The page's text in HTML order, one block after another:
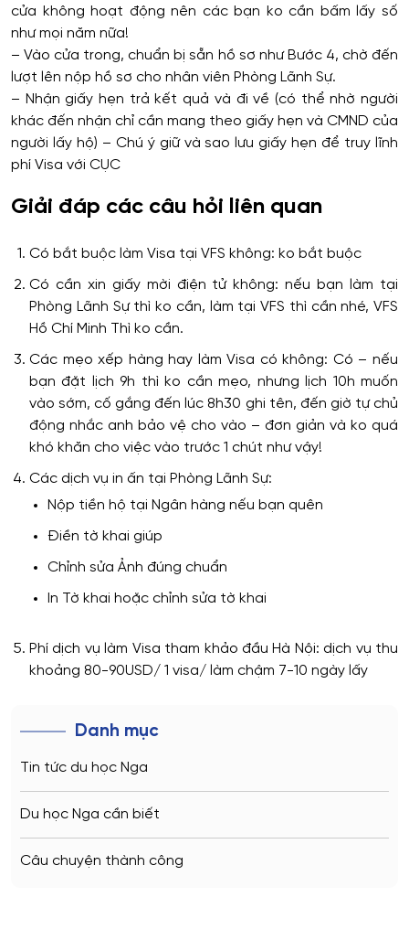
cửa không hoạt động nên các bạn ko cần bấm lấy số
như mọi năm nữa!
– Vào cửa trong, chuẩn bị sẵn hồ sơ như Bước 4, chờ đến
lượt lên nộp hồ sơ cho nhân viên Phòng Lãnh Sự.
– Nhận giấy hẹn trả kết quả và đi về (có thể nhờ người
khác đến nhận chỉ cần mang theo giấy hẹn và CMND của
người lấy hộ) – Chú ý giữ và sao lưu giấy hẹn để truy lĩnh
phí Visa với CỤC
Giải đáp các câu hỏi liên quan
Có bắt buộc làm Visa tại VFS không: ko bắt buộc
Có cần xin giấy mời điện tử không: nếu bạn làm tại
Phòng Lãnh Sự thì ko cần, làm tại VFS thì cần nhé, VFS
Hồ Chí Minh Thì ko cần.
Các mẹo xếp hàng hay làm Visa có không: Có – nếu
bạn đặt lịch 9h thì ko cần mẹo, nhưng lịch 10h muốn
vào sớm, cố gắng đến lúc 8h30 ghi tên, đến giờ tự chủ
động nhắc anh bảo vệ cho vào – đơn giản và ko quá
khó khăn cho việc vào trước 1 chút như vậy!
Các dịch vụ in ấn tại Phòng Lãnh Sự:
Nộp tiền hộ tại Ngân hàng nếu bạn quên
Điền tờ khai giúp
Chỉnh sửa Ảnh đúng chuẩn
In Tờ khai hoặc chỉnh sửa tờ khai
Phí dịch vụ làm Visa tham khảo đầu Hà Nội: dịch vụ thu
khoảng 80-90USD/ 1 visa/ làm chậm 7-10 ngày lấy
Danh mục
Tin tức du học Nga
Du học Nga cần biết
Câu chuyện thành công